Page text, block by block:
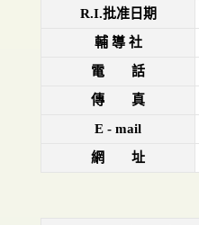
R.I.批准日期
輔 導 社
電 話
傳 真
E - mail
網 址